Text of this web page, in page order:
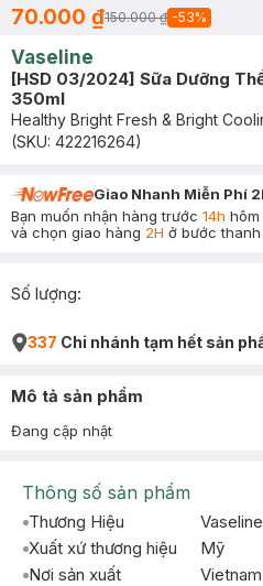
70.000 ₫150.000 ₫ -53%
Vaseline
[HSD 03/2024] Sữa Dưỡng
350ml
Healthy Bright Fresh & Bright
(SKU: 422216264)
Giao Nhanh Miễn Phí
Bạn muốn nhận hàng trước 14h
và chọn giao hàng 2H ở bước thanh
Số lượng:
337 Chi nhánh tạm hết sản
Mô tả sản phẩm
Đang cập nhật
Thông số sản phẩm
Thương Hiệu
Vaseline
Xuất xứ thương hiệu
Mỹ
Nơi sản xuất
Vietnam